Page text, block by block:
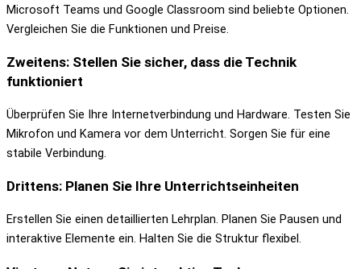
Microsoft Teams und Google Classroom sind beliebte Optionen.
Vergleichen Sie die Funktionen und Preise.
Zweitens: Stellen Sie sicher, dass die Technik
funktioniert
Überprüfen Sie Ihre Internetverbindung und Hardware. Testen Sie
Mikrofon und Kamera vor dem Unterricht. Sorgen Sie für eine
stabile Verbindung.
Drittens: Planen Sie Ihre Unterrichtseinheiten
Erstellen Sie einen detaillierten Lehrplan. Planen Sie Pausen und
interaktive Elemente ein. Halten Sie die Struktur flexibel.